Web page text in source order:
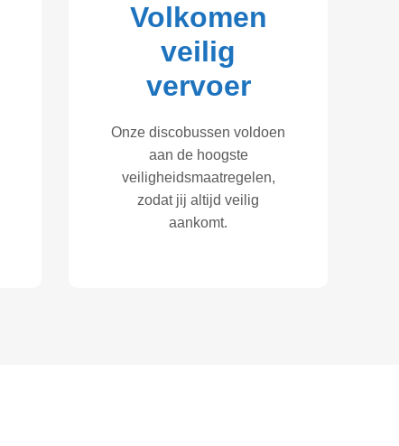
Volkomen
veilig
vervoer
Onze discobussen voldoen
aan de hoogste
veiligheidsmaatregelen,
zodat jij altijd veilig
aankomt.